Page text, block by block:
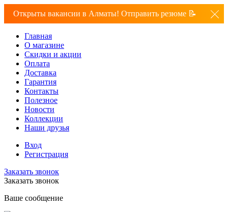
Открыты вакансии в Алматы! Отправить резюме 📝
Главная
О магазине
Скидки и акции
Оплата
Доставка
Гарантия
Контакты
Полезное
Новости
Коллекции
Наши друзья
Вход
Регистрация
Заказать звонок
Заказать звонок
Ваше сообщение